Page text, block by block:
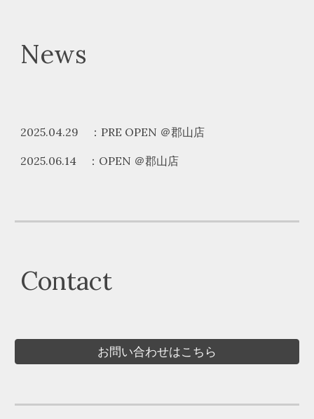
News
2025.04.29 ：PRE OPEN ＠郡山店
2025.06.14 ：OPEN ＠郡山店
Contact
お問い合わせはこちら